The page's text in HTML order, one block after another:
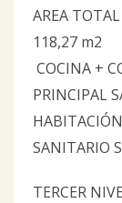
AREA
118,27 m2
COCINA +
PRINCIPAL
SANITARIO
TERCER